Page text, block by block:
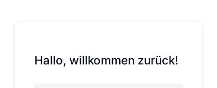
Hallo, willkommen zurück!